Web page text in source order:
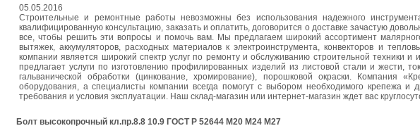
05.05.2016
Строительные и ремонтные работы невозможны без использования надежного
квалифицированную консультацию, заказать и оплатить, договорится о доставке зачастую
все, чтобы решить эти вопросы и помочь вам. Мы предлагаем широкий ассортимент
вытяжек, аккумуляторов, расходных материалов к электроинструмента, конвекторов и
компании является широкий спектр услуг по ремонту и обслуживанию строительной техники и
предлагает услуги по изготовлению профилированных изделий из листовой стали и жести,
гальванической обработки (цинкование, хромирование), порошковой окраски. Компания
оборудования, а специалисты компании всегда помогут с выбором необходимого крепежа и
требования и условия эксплуатации. Наш склад-магазин или интернет-магазин ждет вас
Болт высокопрочный кл.пр.8.8 10.9 ГОСТ Р 52644 М20 М24 М27